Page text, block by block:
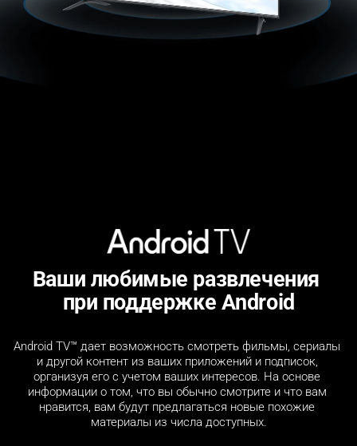
Ваши любимые развлечения
при поддержке Android
Android TV™ дает возможность смотреть фильмы, сериалы
и другой контент из ваших приложений и подписок,
организуя его с учетом ваших интересов. На основе
информации о том, что вы обычно смотрите и что вам
нравится, вам будут предлагаться новые похожие
материалы из числа доступных.